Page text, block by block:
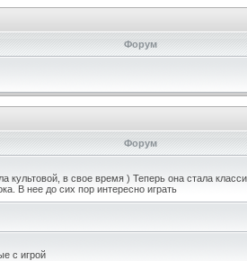
Форум
Форум
культовой, в свое время ) Теперь она стала
В нее до сих пор интересно играть
с игрой